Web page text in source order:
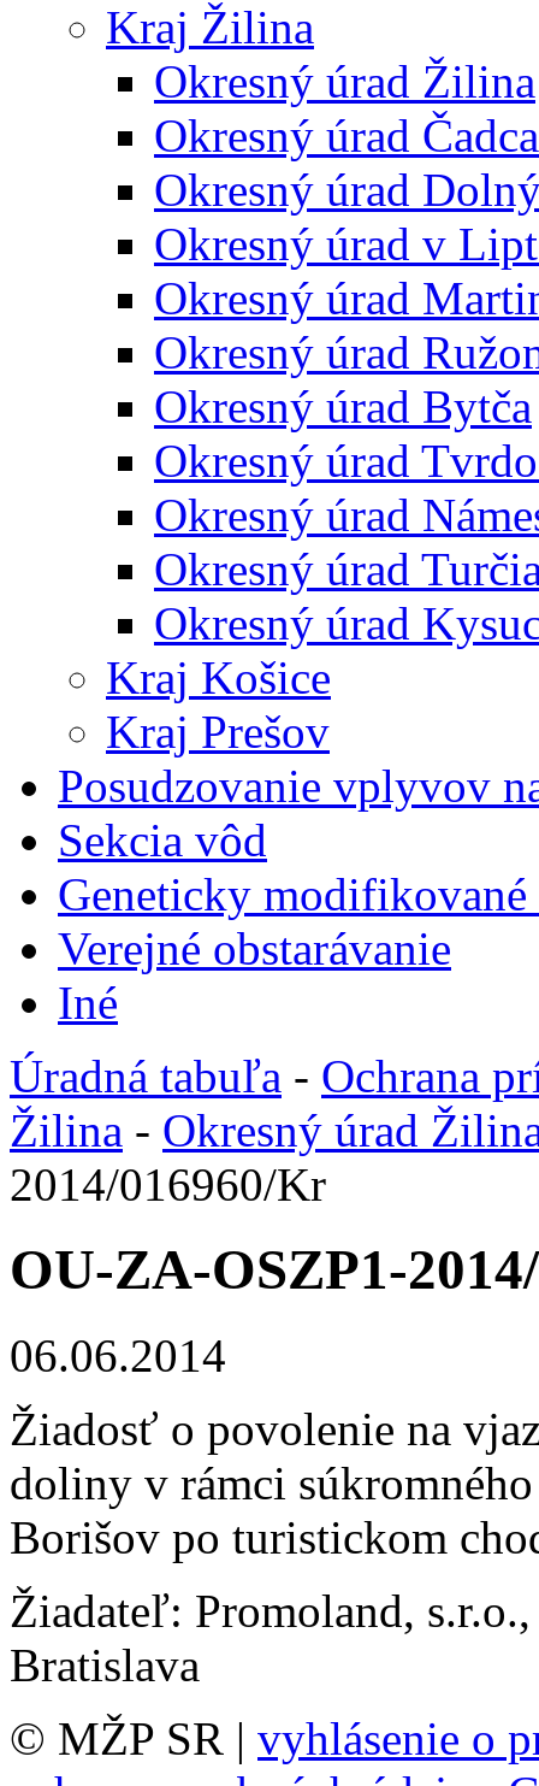
Kraj Žilina
Okresný úrad Žilina
Okresný úrad Čadca
Okresný úrad
Okresný úrad v
Okresný úrad
Okresný úrad
Okresný úrad Bytča
Okresný úrad
Okresný úrad
Okresný úrad
Okresný úrad
Kraj Košice
Kraj Prešov
Posudzovanie vplyvov
Sekcia vôd
Geneticky
Verejné obstarávanie
Iné
Úradná tabuľa - Ochrana
Žilina - Okresný úrad
2014/016960/Kr
OU-ZA-OSZP1-
06.06.2014
Žiadosť o povolenie na
doliny v rámci
Borišov po turistickom
Žiadateľ: Promoland,
Bratislava
© MŽP SR | vyhlásenie o